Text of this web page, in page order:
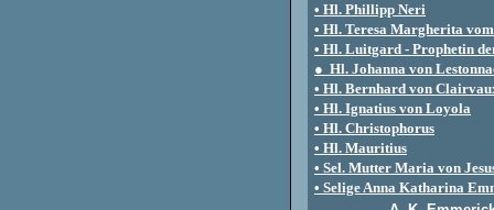
• Hl. Phillipp Neri
• Hl. Teresa Margherita
• Hl. Luitgard - Prophetin
● Hl. Johanna von
• Hl. Bernhard von
• Hl. Ignatius von Loyola
• Hl. Christophorus
• Hl. Mauritius
• Sel. Mutter Maria von
• Selige Anna Katharina